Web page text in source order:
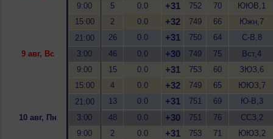
9:00
5 0.0 +31 752 70
ЮЮВ,1
15:00
2 0.0 +32 749 66
Южн,7
21:00
26 0.0 +31 750 64
С-В,8
9 авг, Вс
3:00 46 0.0 +30 749 75
Вст,4
9:00
15 0.0 +31 753 60
ЗЮЗ,6
15:00
4 0.0 +32 749 65
ЮЮЗ,7
21:00
13 0.0 +31 751 69
Ю-В,3
10 авг, Пн
3:00 48 0.0 +30 751 76
ССЗ,2
9:00
2 0.0 +31 753 71
ЮЮЗ,2